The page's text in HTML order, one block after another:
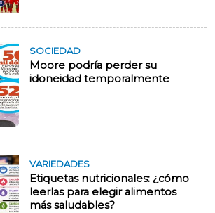
SOCIEDAD
Moore podría perder su
idoneidad temporalmente
VARIEDADES
Etiquetas nutricionales: ¿cómo
leerlas para elegir alimentos
más saludables?